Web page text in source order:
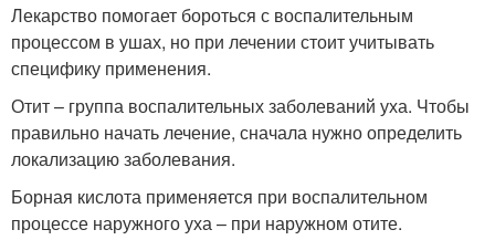
Лекарство помогает бороться с воспалительным
процессом в ушах, но при лечении стоит учитывать
специфику применения.
Отит – группа воспалительных заболеваний уха. Чтобы
правильно начать лечение, сначала нужно определить
локализацию заболевания.
Борная кислота применяется при воспалительном
процессе наружного уха – при наружном отите.